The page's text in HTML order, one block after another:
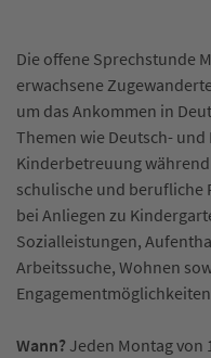
Die offene Sprechstunde
erwachsene
um das Ankommen in
Themen wie Deutsch-
Kinderbetreuung
schulische und berufliche
bei Anliegen zu
Sozialleistungen,
Arbeitssuche, Wohnen
Wann? Jeden Montag von